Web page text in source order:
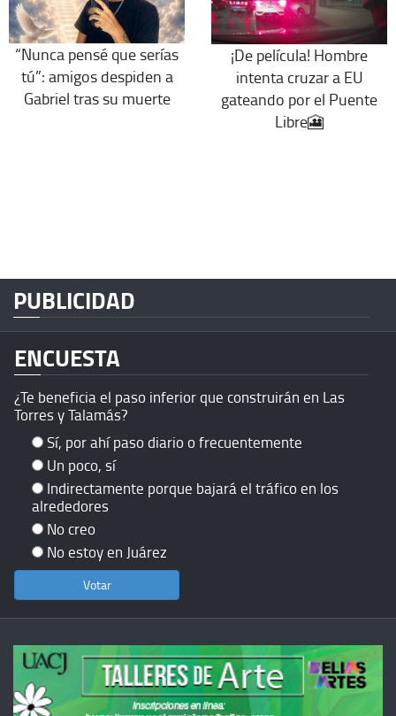
“Nunca pensé que serías
tú”: amigos despiden a
Gabriel tras su muerte
¡De película! Hombre
intenta cruzar a EU
gateando por el Puente
Libre🎦
PUBLICIDAD
ENCUESTA
¿Te beneficia el paso inferior que construirán en Las
Torres y Talamás?
Sí, por ahí paso diario o frecuentemente
Un poco, sí
Indirectamente porque bajará el tráfico en los
alrededores
No creo
No estoy en Juárez